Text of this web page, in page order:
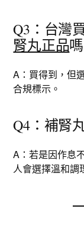
Q3：台灣
腎丸正品
A：買得到，但
合規標示。
Q4：補腎
A：若是因作息
人會選擇溫和調